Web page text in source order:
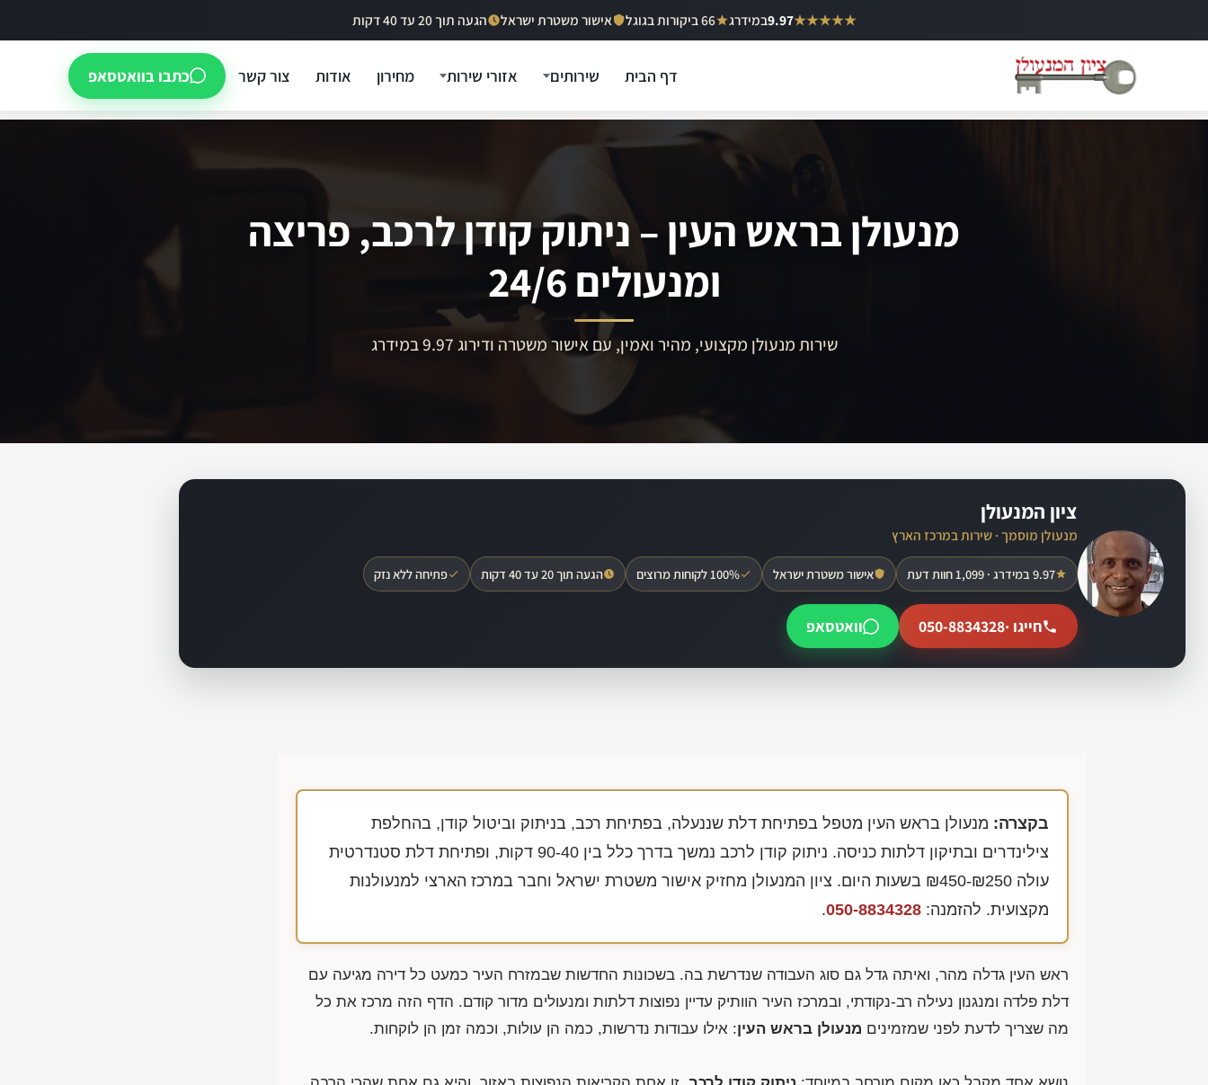
לתוכן
★★★★★
9.97במידרג 66 ביקורות בגוגל אישור משטרת ישראל הגעה תוך 20 עד 40 דקות
דף הבית שירותים אזורי שירות מחירון אודות צור קשר כתבו בוואטסאפ
מנעולן בראש העין – ניתוק קודן לרכב, פריצה
ומנעולים 24/6
שירות מנעולן מקצועי, מהיר ואמין, עם אישור משטרה ודירוג 9.97 במידרג
ציון המנעולן
מנעולן מוסמך · שירות במרכז הארץ
9.97 במידרג · 1,099 חוות דעת אישור משטרת ישראל 100% לקוחות מרוצים הגעה תוך 20 עד 40 דקות פתיחה ללא נזק
חייגו ·050-8834328 וואטסאפ
בקצרה: מנעולן בראש העין מטפל בפתיחת דלת שננעלה, בפתיחת רכב, בניתוק וביטול קודן, בהחלפת
צילינדרים ובתיקון דלתות כניסה. ניתוק קודן לרכב נמשך בדרך כלל בין 90-40 דקות, ופתיחת דלת סטנדרטית
עולה ₪450-₪250 בשעות היום. ציון המנעולן מחזיק אישור משטרת ישראל וחבר במרכז הארצי למנעולנות
מקצועית. להזמנה: 050-8834328
.
ראש העין גדלה מהר, ואיתה גדל גם סוג העבודה שנדרשת בה. בשכונות החדשות שבמזרח העיר כמעט כל דירה מגיעה עם
דלת פלדה ומנגנון נעילה רב-נקודתי, ובמרכז העיר הוותיק עדיין נפוצות דלתות ומנעולים מדור קודם. הדף הזה מרכז את כל
מה שצריך לדעת לפני שמזמינים מנעולן בראש העין: אילו עבודות נדרשות, כמה הן עולות, וכמה זמן הן לוקחות.